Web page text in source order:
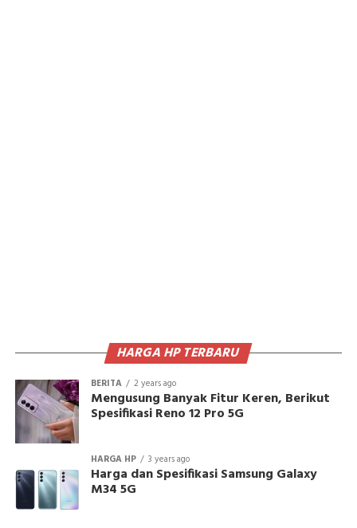
HARGA HP TERBARU
BERITA 2 years ago
Mengusung Banyak Fitur Keren, Berikut
Spesifikasi Reno 12 Pro 5G
HARGA HP 3 years ago
Harga dan Spesifikasi Samsung Galaxy
M34 5G